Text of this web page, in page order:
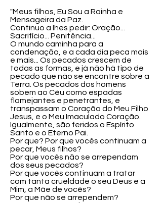
"Meus filhos, Eu Sou a Rainha e
Mensageira da Paz.
Continuo a lhes pedir: Oração...
Sacrifício... Penitência...
O mundo caminha para a
condenação, e a cada dia peca mais
e mais... Os pecados crescem de
todas as formas, e já não há tipo de
pecado que não se encontre sobre a
Terra. Os pecados dos homens
sobem ao Céu como espadas
flamejantes e penetrantes, e
transpassam o Coração do Meu Filho
Jesus, e o Meu Imaculado Coração.
Igualmente, são feridos o Espírito
Santo e o Eterno Pai.
Por que? Por que vocês continuam a
pecar, Meus filhos?
Por que vocês não se arrependam
dos seus pecados?
Por que vocês continuam a tratar
com tanta crueldade o seu Deus e a
Mim, a Mãe de vocês?
Por que não se arrependem?